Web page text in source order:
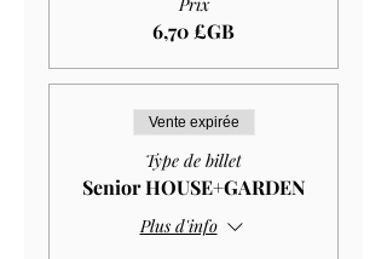
6,70 £GB
Vente expirée
Type de billet
Senior HOUSE+GARDEN
Plus d'info